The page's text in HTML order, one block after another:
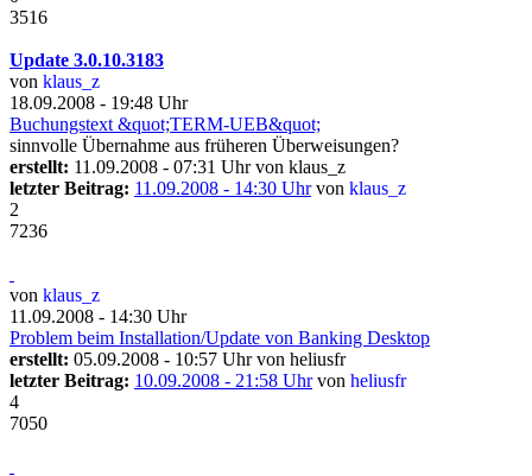
3516
Update 3.0.10.3183
von klaus_z
18.09.2008 - 19:48 Uhr
Buchungstext &quot;TERM-UEB&quot;
sinnvolle Übernahme aus früheren Überweisungen?
erstellt: 11.09.2008 - 07:31 Uhr von klaus_z
letzter Beitrag: 11.09.2008 - 14:30 Uhrvon klaus_z
2
7236
von klaus_z
11.09.2008 - 14:30 Uhr
Problem beim Installation/Update von Banking Desktop
erstellt: 05.09.2008 - 10:57 Uhr von heliusfr
letzter Beitrag: 10.09.2008 - 21:58 Uhrvon heliusfr
4
7050